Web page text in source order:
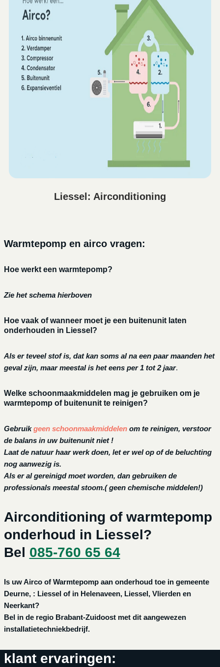
Liessel: Airconditioning
Warmtepomp en airco vragen:
Hoe werkt een warmtepomp?
Zie het schema hierboven
Hoe vaak of wanneer moet je een buitenunit laten
onderhouden in Liessel?
Als er teveel stof is, dat kan soms al na een paar maanden het
geval zijn, maar meestal is het eens per 1 tot 2 jaar.
Welke schoonmaakmiddelen mag je gebruiken om je
warmtepomp of buitenunit te reinigen?
Gebruikgeen schoonmaakmiddelen om te reinigen, verstoor
de balans in uw buitenunit niet !
Laat de natuur haar werk doen, let er wel op of de beluchting
nog aanwezig is.
Als er al gereinigd moet worden, dan gebruiken de
professionals meestal stoom.( geen chemische middelen!)
Airconditioning of warmtepomp
onderhoud in Liessel?
Bel 085-760 65 64
Is uw Airco of Warmtepomp aan onderhoud toe in gemeente
Deurne, : Liessel of in Helenaveen, Liessel, Vlierden en
Neerkant?
Bel in de regio Brabant-Zuidoost met dit aangewezen
installatietechniekbedrijf.
klant ervaringen: